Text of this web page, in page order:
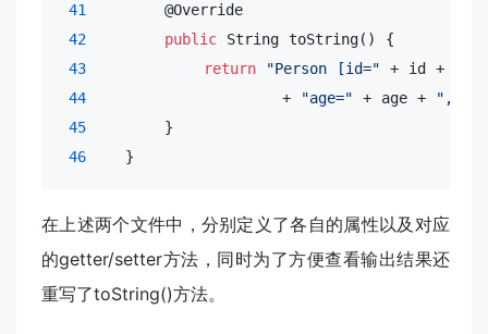
41
        @Override
42
public String toString() {
43
return "Person [id=" + id +
44
                    +
"age=" + age +
",
45
        }
46
    }
在上述两个文件中，分别定义了各自的属性以及对应
的getter/setter方法，同时为了方便查看输出结果还
重写了toString()方法。